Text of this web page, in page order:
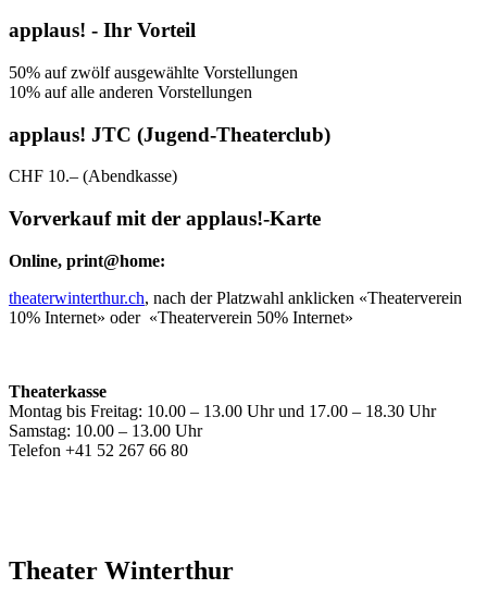
applaus! - Ihr Vorteil
50% auf zwölf ausgewählte Vorstellungen
10% auf alle anderen Vorstellungen
applaus! JTC (Jugend-Theaterclub)
CHF 10.– (Abendkasse)
Vorverkauf mit der applaus!-Karte
Online, print@home:
theaterwinterthur.ch, nach der Platzwahl anklicken «Theaterverein
10% Internet» oder «Theaterverein 50% Internet»
Theaterkasse
Montag bis Freitag: 10.00 – 13.00 Uhr und 17.00 – 18.30 Uhr
Samstag: 10.00 – 13.00 Uhr
Telefon +41 52 267 66 80
Theater Winterthur